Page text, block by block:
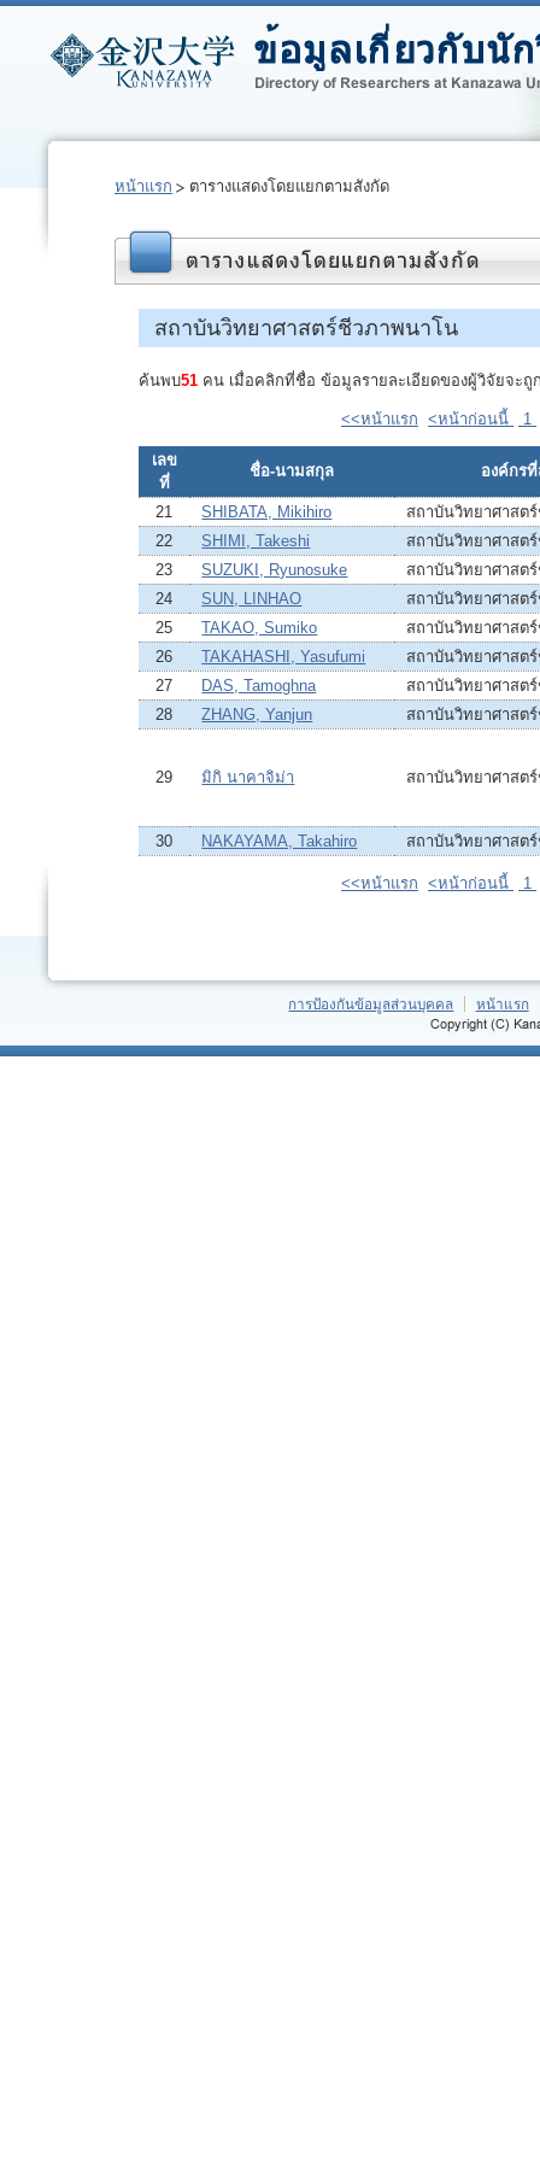
หน้าแรก ตารางแสดงโดยแยกตามสังกัด
สถาบันวิทยาศาสตร์ชีวภาพนาโน
ค้นพบ51 คน เมื่อคลิกที่ชื่อ ข้อมูลรายละเอียดของผู้วิจัยจะถู
<<หน้าแรก <หน้าก่อนนี้ 1
เลข
ที่
ชื่อ-นามสกุล องค์กร
21 SHIBATA, Mikihiro
สถาบันวิทยาศาสต
22
SHIMI, Takeshi
สถาบันวิทยาศาสต
23
SUZUKI, Ryunosuke
สถาบันวิทยาศาสต
24
SUN, LINHAO
สถาบันวิทยาศาสต
25
TAKAO, Sumiko
สถาบันวิทยาศาสต
26
TAKAHASHI, Yasufumi
สถาบันวิทยาศาสต
27
DAS, Tamoghna
สถาบันวิทยาศาสต
28
ZHANG, Yanjun สถาบันวิทยาศาสต
29 มิกิ นาคาจิม่า สถาบันวิทยาศาสต
30 NAKAYAMA, Takahiro สถาบันวิทยาศาสต
<<หน้าแรก <หน้าก่อนนี้ 1
การป้องกันข้อมูลส่วนบุคคล หน้าแรก